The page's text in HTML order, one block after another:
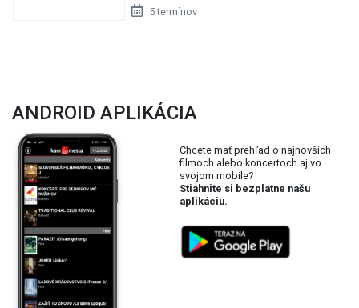
5 termínov
ANDROID APLIKÁCIA
Chcete mať prehľad o najnovších
filmoch alebo koncertoch aj vo
svojom mobile?
Stiahnite si bezplatne našu
aplikáciu.